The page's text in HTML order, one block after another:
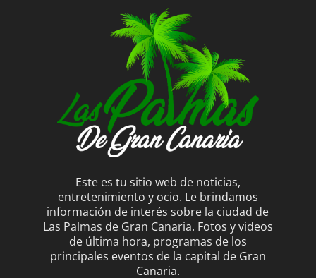
Este es tu sitio web de noticias,
entretenimiento y ocio. Le brindamos
información de interés sobre la ciudad de
Las Palmas de Gran Canaria. Fotos y videos
de última hora, programas de los
principales eventos de la capital de Gran
Canaria.